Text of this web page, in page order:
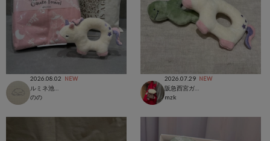
2026.08.02 NEW
のの
2026.07.29 NEW
阪急西宮ガーデンズ店
mzk